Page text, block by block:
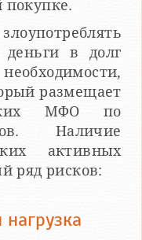
покупке.
в долг
размещает
МФО по
Наличие
активных
ряд рисков: